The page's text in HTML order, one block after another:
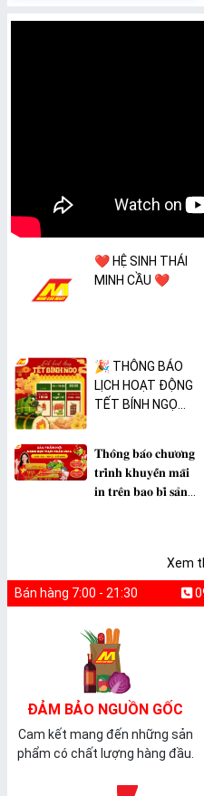
❤️ HỆ SINH THÁI
MINH CẦU ❤️
🎉 THÔNG BÁO
LỊCH HOẠT ĐỘNG
TẾT BÍNH NGỌ
𝐓𝐡𝐨̂𝐧𝐠 𝐛𝐚́𝐨 𝐜𝐡𝐮̛𝐨̛𝐧𝐠
𝐭𝐫𝐢̀𝐧𝐡 𝐤𝐡𝐮𝐲𝐞̂́𝐧 𝐦𝐚̃𝐢
𝐢𝐧 𝐭𝐫𝐞̂𝐧 𝐛𝐚𝐨 𝐛𝐢̀ 𝐬𝐚̉𝐧
Xem
Bán hàng 7:00 - 21:30
ĐẢM BẢO NGUỒN GỐC
Cam kết mang đến những sản
phẩm có chất lượng hàng đầu.